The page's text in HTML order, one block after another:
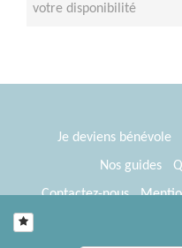
votre disponibilité
Je deviens bénévole
Nos guides
Contactez-nous